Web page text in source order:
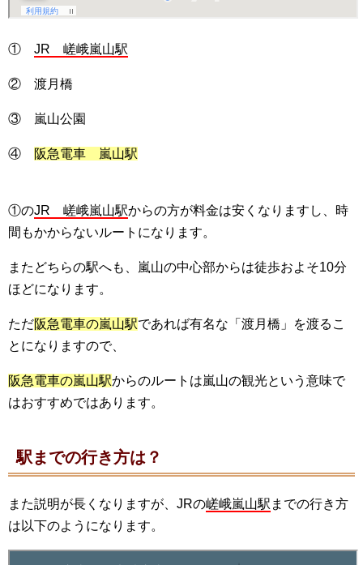
① JR 嵯峨嵐山駅
② 渡月橋
③ 嵐山公園
④ 阪急電車 嵐山駅
①のJR 嵯峨嵐山駅からの方が料金は安くなりますし、時
間もかからないルートになります。
またどちらの駅へも、嵐山の中心部からは徒歩およそ10分
ほどになります。
ただ阪急電車の嵐山駅であれば有名な「渡月橋」を渡るこ
とになりますので、
阪急電車の嵐山駅からのルートは嵐山の観光という意味で
はおすすめではあります。
駅までの行き方は？
また説明が長くなりますが、JRの嵯峨嵐山駅 までの行き方
は以下のようになります。